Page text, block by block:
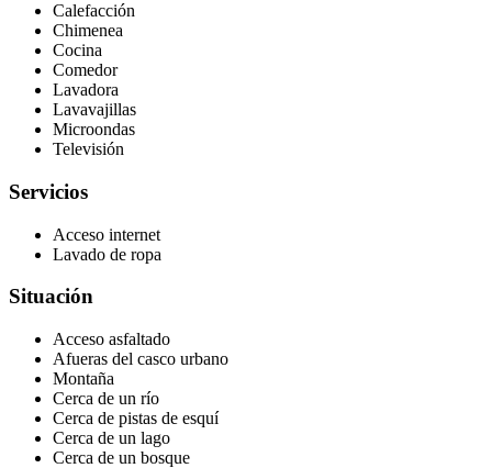
Calefacción
Chimenea
Cocina
Comedor
Lavadora
Lavavajillas
Microondas
Televisión
Servicios
Acceso internet
Lavado de ropa
Situación
Acceso asfaltado
Afueras del casco urbano
Montaña
Cerca de un río
Cerca de pistas de esquí
Cerca de un lago
Cerca de un bosque